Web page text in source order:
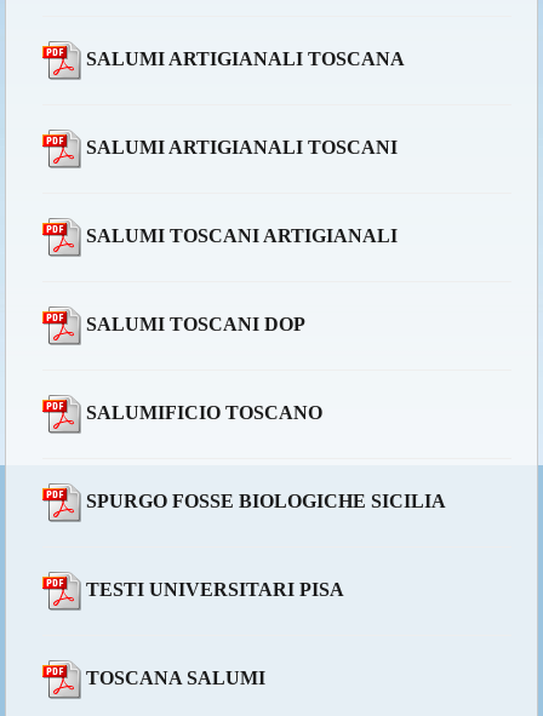
SALUMI ARTIGIANALI TOSCANA
SALUMI ARTIGIANALI TOSCANI
SALUMI TOSCANI ARTIGIANALI
SALUMI TOSCANI DOP
SALUMIFICIO TOSCANO
SPURGO FOSSE BIOLOGICHE SICILIA
TESTI UNIVERSITARI PISA
TOSCANA SALUMI